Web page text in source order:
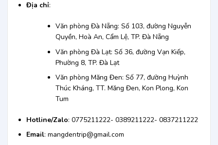
Địa chỉ:
Văn phòng Đà Nẵng: Số 103, đường Nguyễn
Quyền, Hoà An, Cẩm Lệ, TP. Đà Nẵng
Văn phòng Đà Lạt: Số 36, đường Vạn Kiếp,
Phường 8, TP. Đà Lạt
Văn phòng Măng Đen: Số 77, đường Huỳnh
Thúc Kháng, TT. Măng Đen, Kon Plong, Kon
Tum
Hotline/Zalo: 0775211222- 0389211222- 0837211222
Email: mangdentrip@gmail.com